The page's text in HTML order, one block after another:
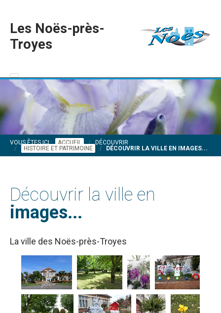
Les Noës-près-
Troyes
VOUS ÊTES ICI : ACCUEIL
DÉCOUVRIR
HISTOIRE ET PATRIMOINE
DÉCOUVRIR LA VILLE EN IMAGES...
Découvrir la ville en
images...
La ville des Noës-près-Troyes